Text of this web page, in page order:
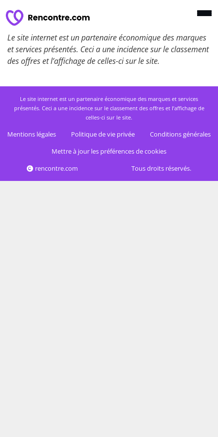
Le site internet est un partenaire économique des marques
et services présentés. Ceci a une incidence sur le classement
des offres et l’affichage de celles-ci sur le site.
Le site internet est un partenaire économique des marques et services
présentés. Ceci a une incidence sur le classement des offres et l’affichage de
celles-ci sur le site.
Mentions légales Politique de vie privée
Conditions générales
Mettre à jour les préférences de cookies
rencontre.com
Tous droits réservés.